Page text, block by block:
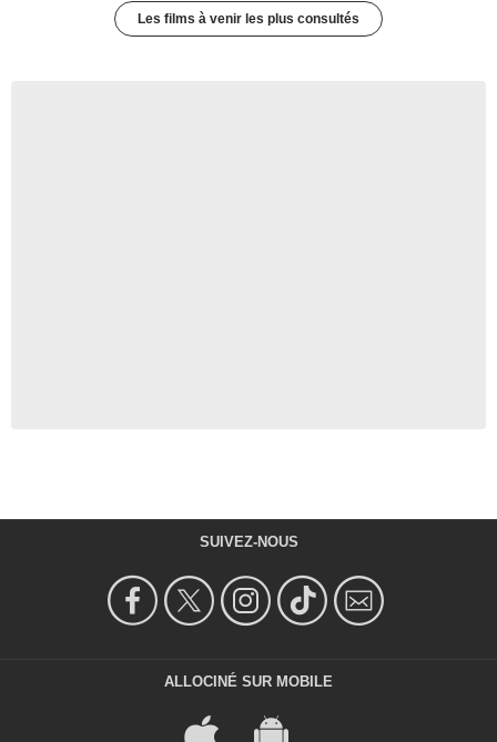
Les films à venir les plus consultés
SUIVEZ-NOUS
ALLOCINÉ SUR MOBILE